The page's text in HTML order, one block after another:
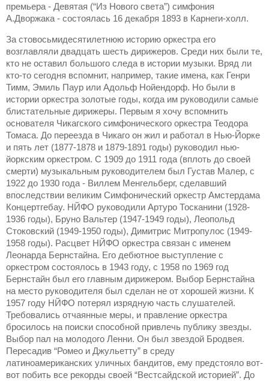
премьера - Девятая (“Из Нового света”) симфония
А.Дворжака - состоялась 16 декабря 1893 в Карнеги-холл.
За стовосьмидесятилетнюю историю оркестра его
возглавляли двадцать шесть дирижеров. Среди них были те,
кто не оставил большого следа в истории музыки. Вряд ли
кто-то сегодня вспомнит, например, такие имена, как Генри
Тимм, Эмиль Паур или Адольф Нойендорф. Но были в
истории оркестра золотые годы, когда им руководили самые
блистательные дирижеры. Первым я хочу вспомнить
основателя Чикагского симфонического оркестра Теодора
Томаса. До переезда в Чикаго он жил и работал в Нью-Йорке
и пять лет (1877-1878 и 1879-1891 годы) руководил нью-
йоркским оркестром. С 1909 до 1911 года (вплоть до своей
смерти) музыкальным руководителем был Густав Малер, с
1922 до 1930 года - Виллем Менгельберг, сделавший
впоследствии великим Симфонический оркестр Амстердама
Концертгебау. НЙФО руководили Артуро Тосканини (1928-
1936 годы), Бруно Вальтер (1947-1949 годы), Леопольд
Стоковский (1949-1950 годы), Димитрис Митропулос (1949-
1958 годы). Расцвет НЙФО оркестра связан с именем
Леонарда Бернстайна. Его дебютное выступление с
оркестром состоялось в 1943 году, с 1958 по 1969 год
Бернстайн был его главным дирижером. Выбор Бернстайна
на место руководителя был сделан не от хорошей жизни. К
1957 году НЙФО потерял изрядную часть слушателей.
Требовались отчаянные меры, и правление оркестра
бросилось на поиски способной привлечь публику звезды.
Выбор пал на молодого Ленни. Он был звездой Бродвея.
Пересадив “Ромео и Джульетту” в среду
латиноамериканских уличных бандитов, ему предстояло вот-
вот побить все рекорды своей “Вестсайдской историей”. До